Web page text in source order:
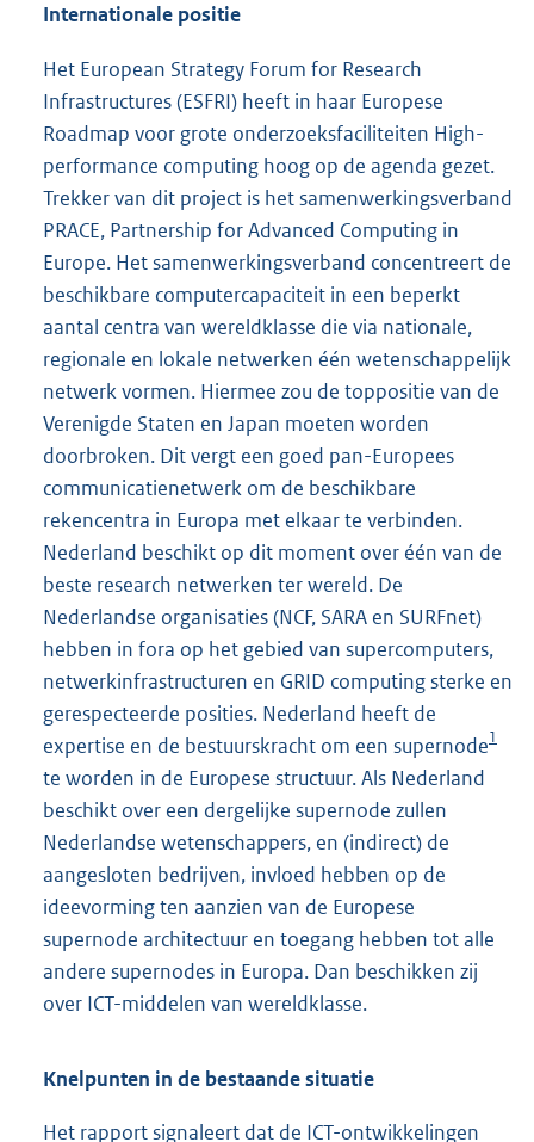
Internationale positie
Het European Strategy Forum for Research
Infrastructures (ESFRI) heeft in haar Europese
Roadmap voor grote onderzoeksfaciliteiten High-
performance computing hoog op de agenda gezet.
Trekker van dit project is het samenwerkingsverband
PRACE, Partnership for Advanced Computing in
Europe. Het samenwerkingsverband concentreert de
beschikbare computercapaciteit in een beperkt
aantal centra van wereldklasse die via nationale,
regionale en lokale netwerken één wetenschappelijk
netwerk vormen. Hiermee zou de toppositie van de
Verenigde Staten en Japan moeten worden
doorbroken. Dit vergt een goed pan-Europees
communicatienetwerk om de beschikbare
rekencentra in Europa met elkaar te verbinden.
Nederland beschikt op dit moment over één van de
beste research netwerken ter wereld. De
Nederlandse organisaties (NCF, SARA en SURFnet)
hebben in fora op het gebied van supercomputers,
netwerkinfrastructuren en GRID computing sterke en
gerespecteerde posities. Nederland heeft de
expertise en de bestuurskracht om een supernode1
te worden in de Europese structuur. Als Nederland
beschikt over een dergelijke supernode zullen
Nederlandse wetenschappers, en (indirect) de
aangesloten bedrijven, invloed hebben op de
ideevorming ten aanzien van de Europese
supernode architectuur en toegang hebben tot alle
andere supernodes in Europa. Dan beschikken zij
over ICT-middelen van wereldklasse.
Knelpunten in de bestaande situatie
Het rapport signaleert dat de ICT-ontwikkelingen